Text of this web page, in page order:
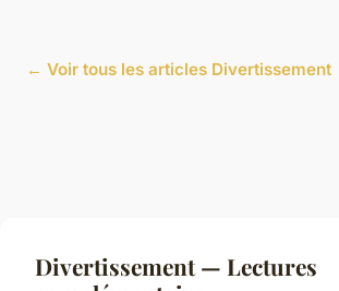
← Voir tous les articles Divertissement
Divertissement — Lectures